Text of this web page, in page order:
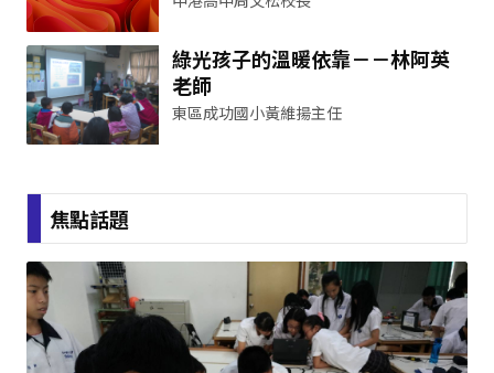
綠光孩子的溫暖依靠－－林阿英
老師
東區成功國小黃維揚主任
焦點話題